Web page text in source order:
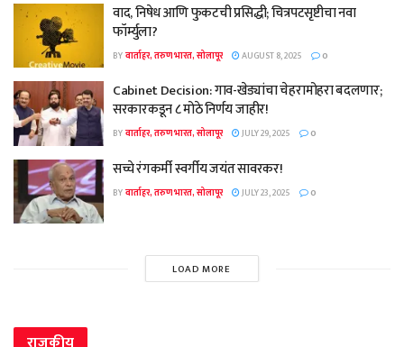
वाद, निषेध आणि फुकटची प्रसिद्धी; चित्रपटसृष्टीचा नवा
फॉर्म्युला?
BYवार्ताहर, तरुण भारत, सोलापूर AUGUST 8, 2025 0
Cabinet Decision: गाव-खेड्यांचा चेहरामोहरा बदलणार;
सरकारकडून ८ मोठे निर्णय जाहीर!
BYवार्ताहर, तरुण भारत, सोलापूर JULY 29, 2025 0
सच्चे रंगकर्मी स्वर्गीय जयंत सावरकर!
BYवार्ताहर, तरुण भारत, सोलापूर JULY 23, 2025 0
LOAD MORE